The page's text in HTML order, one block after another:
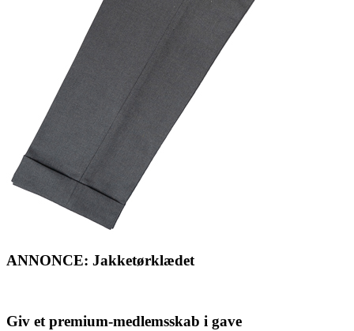
ANNONCE: Jakketørklædet
Giv et premium-medlemsskab i gave